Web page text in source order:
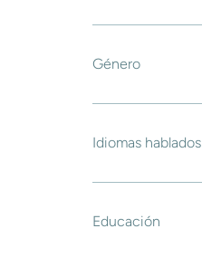
Género
Idiomas hablados
Educación